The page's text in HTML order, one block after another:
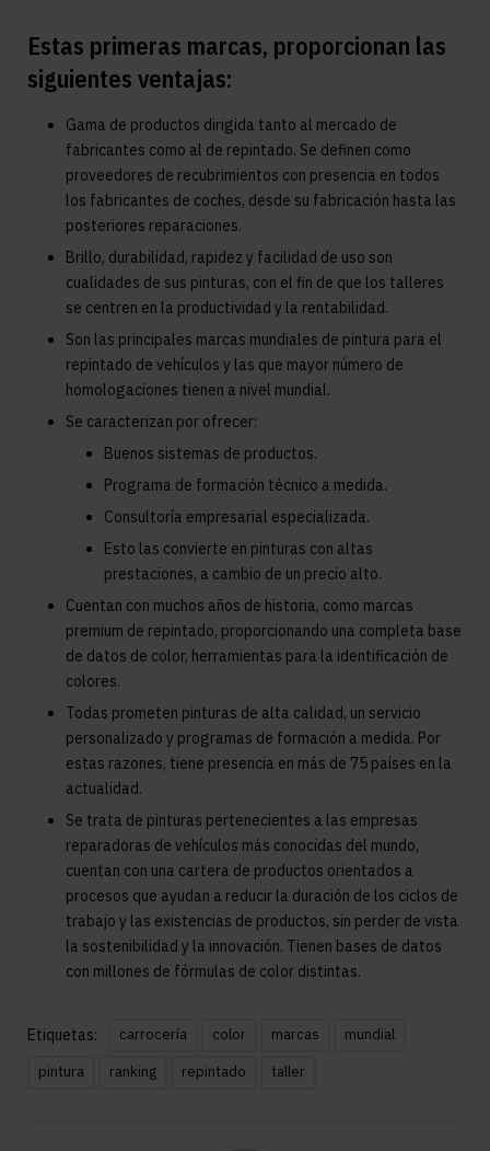
Estas primeras marcas, proporcionan las
siguientes ventajas:
Gama de productos dirigida tanto al mercado de
fabricantes como al de repintado. Se definen como
proveedores de recubrimientos con presencia en todos
los fabricantes de coches, desde su fabricación hasta las
posteriores reparaciones.
Brillo, durabilidad, rapidez y facilidad de uso son
cualidades de sus pinturas, con el fin de que los talleres
se centren en la productividad y la rentabilidad.
Son las principales marcas mundiales de pintura para el
repintado de vehículos y las que mayor número de
homologaciones tienen a nivel mundial.
Se caracterizan por ofrecer:
Buenos sistemas de productos.
Programa de formación técnico a medida.
Consultoría empresarial especializada.
Esto las convierte en pinturas con altas
prestaciones, a cambio de un precio alto.
Cuentan con muchos años de historia, como marcas
premium de repintado, proporcionando una completa base
de datos de color, herramientas para la identificación de
colores.
Todas prometen pinturas de alta calidad, un servicio
personalizado y programas de formación a medida. Por
estas razones, tiene presencia en más de 75 países en la
actualidad.
Se trata de pinturas pertenecientes a las empresas
reparadoras de vehículos más conocidas del mundo,
cuentan con una cartera de productos orientados a
procesos que ayudan a reducir la duración de los ciclos de
trabajo y las existencias de productos, sin perder de vista
la sostenibilidad y la innovación. Tienen bases de datos
con millones de fórmulas de color distintas.
Etiquetas: carrocería color marcas
mundial
pintura
ranking repintado taller